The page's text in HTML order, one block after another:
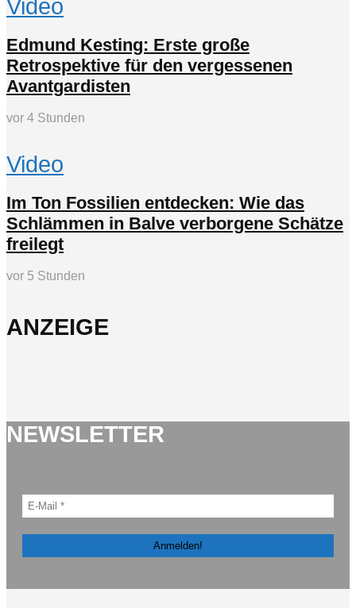
Video
Edmund Kesting: Erste große
Retrospektive für den vergessenen
Avantgardisten
vor 4 Stunden
Video
Im Ton Fossilien entdecken: Wie das
Schlämmen in Balve verborgene Schätze
freilegt
vor 5 Stunden
ANZEIGE
NEWSLETTER